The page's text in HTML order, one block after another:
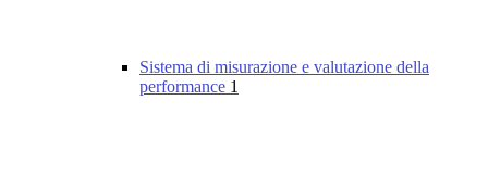
Sistema di misurazione e valutazione della
performance 1